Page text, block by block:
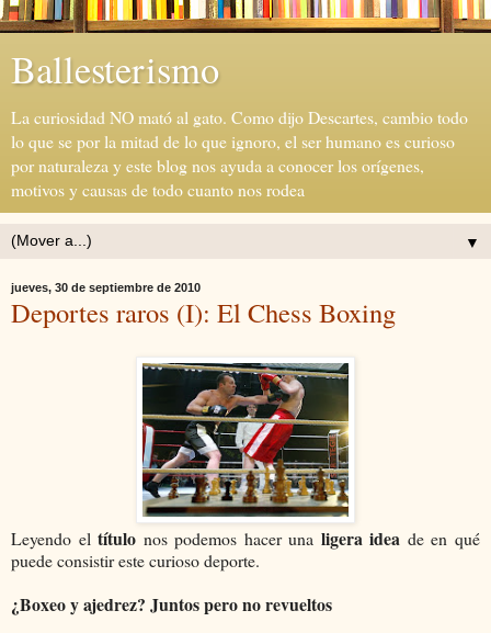
Ballesterismo
La curiosidad NO mató al gato. Como dijo Descartes, cambio todo
lo que se por la mitad de lo que ignoro, el ser humano es curioso
por naturaleza y este blog nos ayuda a conocer los orígenes,
motivos y causas de todo cuanto nos rodea
▼
jueves, 30 de septiembre de 2010
Deportes raros (I): El Chess Boxing
Leyendo eltítulo nos podemos hacer una ligera idea de en qué
puede consistir este curioso deporte.
¿Boxeo y ajedrez? Juntos pero no revueltos